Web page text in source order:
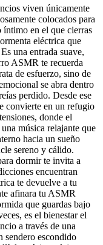
viven únicamente
colocados para
íntimo en el que cierras
eléctrica que
una entrada suave,
ASMR te recuerda
de esfuerzo, sino de
se abra dentro
perdido. Desde ese
convierte en un refugio
donde el
música relajante que
hacia un sueño
sereno y cálido.
dormir te invita a
encuentran
te devuelve a tu
afinara tu ASMR
que guardas bajo
es el bienestar el
a través de una
sendero escondido